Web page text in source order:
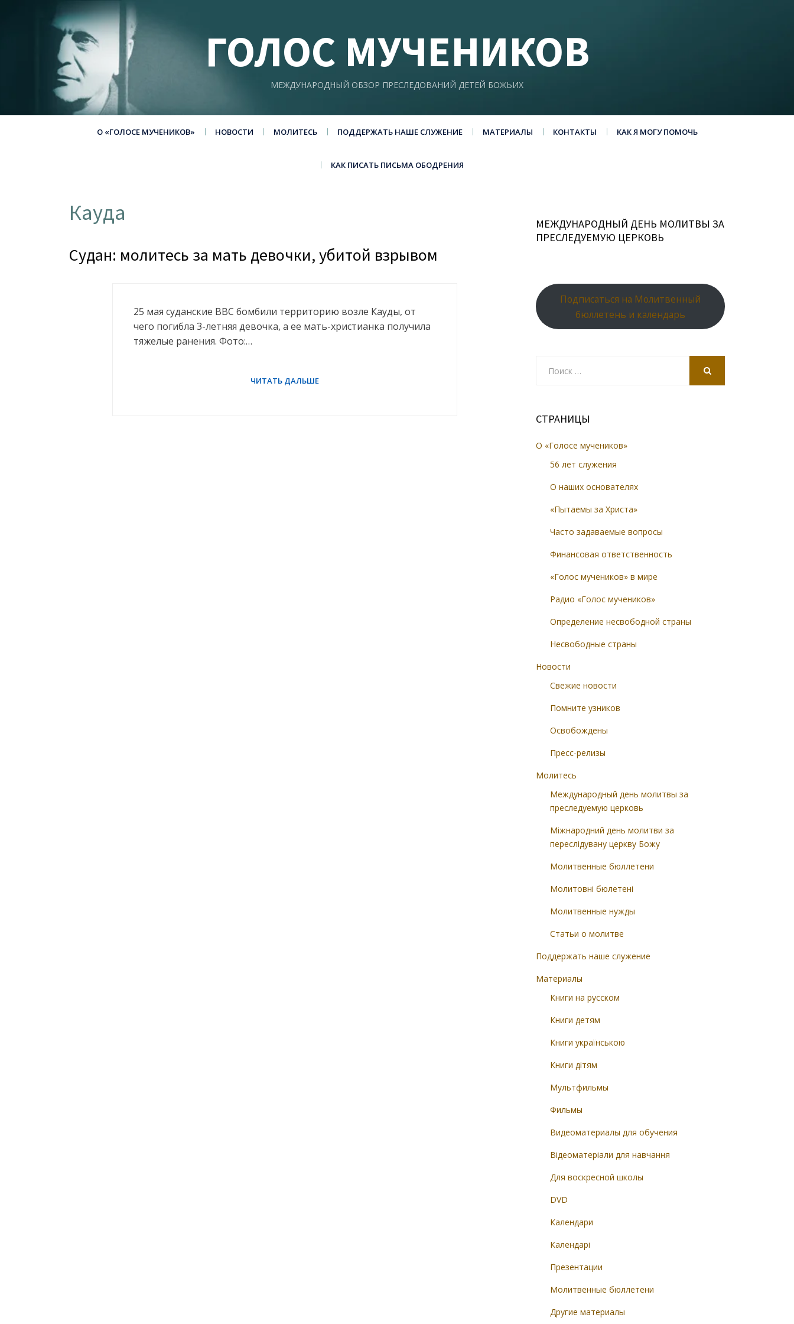
ГОЛОС МУЧЕНИКОВ
МЕЖДУНАРОДНЫЙ ОБЗОР ПРЕСЛЕДОВАНИЙ ДЕТЕЙ БОЖЬИХ
О «ГОЛОСЕ МУЧЕНИКОВ» НОВОСТИ МОЛИТЕСЬ ПОДДЕРЖАТЬ НАШЕ СЛУЖЕНИЕ МАТЕРИАЛЫ КОНТАКТЫ КАК Я МОГУ ПОМОЧЬ
КАК ПИСАТЬ ПИСЬМА ОБОДРЕНИЯ
Кауда
Судан: молитесь за мать девочки, убитой взрывом
25 мая суданские ВВС бомбили территорию возле Кауды, от
чего погибла 3-летняя девочка, а ее мать-христианка получила
тяжелые ранения. Фото:…
МЕЖДУНАРОДНЫЙ ДЕНЬ МОЛИТВЫ ЗА
ПРЕСЛЕДУЕМУЮ ЦЕРКОВЬ
Подписаться на Молитвенный
бюллетень и календарь
СТРАНИЦЫ
О «Голосе мучеников»
56 лет служения
О наших основателях
«Пытаемы за Христа»
Часто задаваемые вопросы
Финансовая ответственность
«Голос мучеников» в мире
Радио «Голос мучеников»
Определение несвободной страны
Несвободные страны
Новости
Свежие новости
Помните узников
Освобождены
Пресс-релизы
Молитесь
Международный день молитвы за
преследуемую церковь
Міжнародний день молитви за
переслідувану церкву Божу
Молитвенные бюллетени
Молитовні бюлетені
Молитвенные нужды
Статьи о молитве
Поддержать наше служение
Материалы
Книги на русском
Книги детям
Книги українською
Книги дітям
Мультфильмы
Фильмы
Видеоматериалы для обучения
Відеоматеріали для навчання
Для воскресной школы
DVD
Календари
Календарі
Презентации
Молитвенные бюллетени
Другие материалы